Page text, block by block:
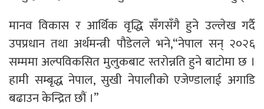
मानव विकास र आर्थिक वृद्धि सँगसँगै हुने उल्लेख गर्दै
उपप्रधान तथा अर्थमन्त्री पौडेलले भने,“नेपाल सन् २०२६
सम्ममा अल्पविकसित मुलुकबाट स्तरोन्नति हुने बाटोमा छ ।
हामी सम्बृद्ध नेपाल, सुखी नेपालीको एजेण्डालाई अगाडि
बढाउन केन्द्रित छौं ।”